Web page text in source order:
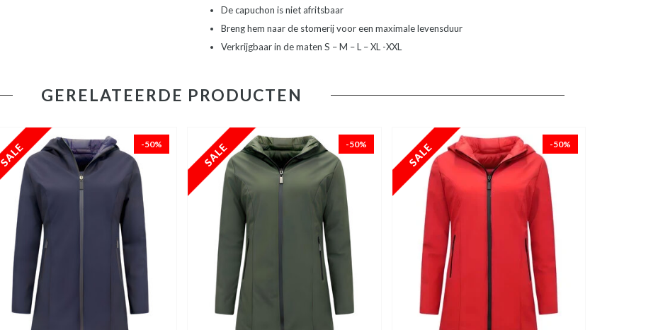
De capuchon is niet afritsbaar
Breng hem naar de stomerij voor een maximale levensduur
Verkrijgbaar in de maten S – M – L – XL -XXL
GERELATEERDE PRODUCTEN
-50% -50% -50%